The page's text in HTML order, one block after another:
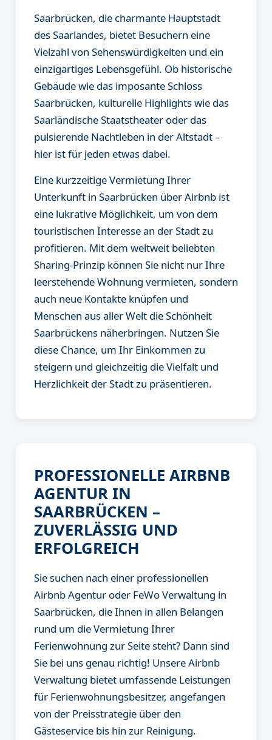
Saarbrücken, die charmante Hauptstadt
des Saarlandes, bietet Besuchern eine
Vielzahl von Sehenswürdigkeiten und ein
einzigartiges Lebensgefühl. Ob historische
Gebäude wie das imposante Schloss
Saarbrücken, kulturelle Highlights wie das
Saarländische Staatstheater oder das
pulsierende Nachtleben in der Altstadt –
hier ist für jeden etwas dabei.
Eine kurzzeitige Vermietung Ihrer
Unterkunft in Saarbrücken über Airbnb ist
eine lukrative Möglichkeit, um von dem
touristischen Interesse an der Stadt zu
profitieren. Mit dem weltweit beliebten
Sharing-Prinzip können Sie nicht nur Ihre
leerstehende Wohnung vermieten, sondern
auch neue Kontakte knüpfen und
Menschen aus aller Welt die Schönheit
Saarbrückens näherbringen. Nutzen Sie
diese Chance, um Ihr Einkommen zu
steigern und gleichzeitig die Vielfalt und
Herzlichkeit der Stadt zu präsentieren.
PROFESSIONELLE AIRBNB
AGENTUR IN
SAARBRÜCKEN –
ZUVERLÄSSIG UND
ERFOLGREICH
Sie suchen nach einer professionellen
Airbnb Agentur oder FeWo Verwaltung in
Saarbrücken, die Ihnen in allen Belangen
rund um die Vermietung Ihrer
Ferienwohnung zur Seite steht? Dann sind
Sie bei uns genau richtig! Unsere Airbnb
Verwaltung bietet umfassende Leistungen
für Ferienwohnungsbesitzer, angefangen
von der Preisstrategie über den
Gästeservice bis hin zur Reinigung.